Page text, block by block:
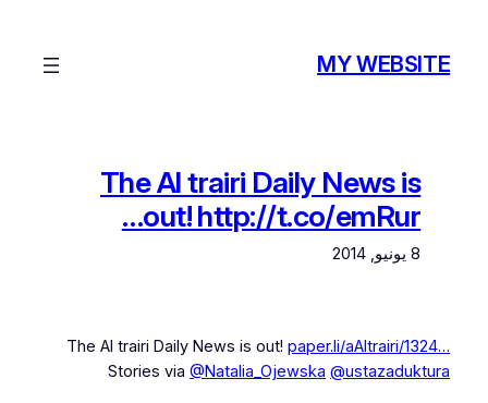
المحتوى
MY WEBSITE
The Al trairi Daily News is
out! http://t.co/emRur…
8 يونيو, 2014
The Al trairi Daily News is out!paper.li/aAltrairi/1324…
Stories via@Natalia_Ojewska @ustazaduktura